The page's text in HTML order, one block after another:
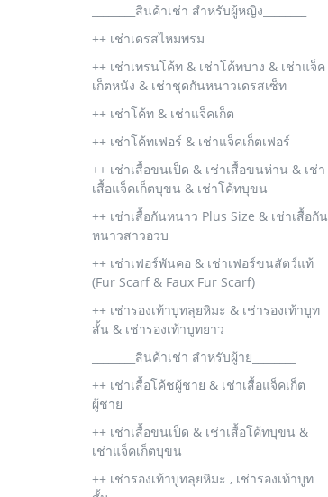
________สินค้าเช่า สำหรับผู้หญิง________
++ เช่าเดรสไหมพรม
++ เช่าเทรนโค้ท & เช่าโค้ทบาง & เช่าแจ็ค
เก็ตหนัง & เช่าชุดกันหนาวเดรสเซ็ท
++ เช่าโค้ท & เช่าแจ็คเก็ต
++ เช่าโค้ทเฟอร์ & เช่าแจ็คเก็ตเฟอร์
++ เช่าเสื้อขนเป็ด & เช่าเสื้อขนห่าน & เช่า
เสื้อแจ็คเก็ตบุขน & เช่าโค้ทบุขน
++ เช่าเสื้อกันหนาว Plus Size & เช่าเสื้อกัน
หนาวสาวอวบ
++ เช่าเฟอร์พันคอ & เช่าเฟอร์ขนสัตว์แท้
(Fur Scarf & Faux Fur Scarf)
++ เช่ารองเท้าบูทลุยหิมะ & เช่ารองเท้าบูท
สั้น & เช่ารองเท้าบูทยาว
________สินค้าเช่า สำหรับผู้าย________
++ เช่าเสื้อโค้ชผู้ชาย & เช่าเสื้อแจ็คเก็ต
ผู้ชาย
++ เช่าเสื้อขนเป็ด & เช่าเสื้อโค้ทบุขน &
เช่าแจ็คเก็ตบุขน
++ เช่ารองเท้าบูทลุยหิมะ , เช่ารองเท้าบูท